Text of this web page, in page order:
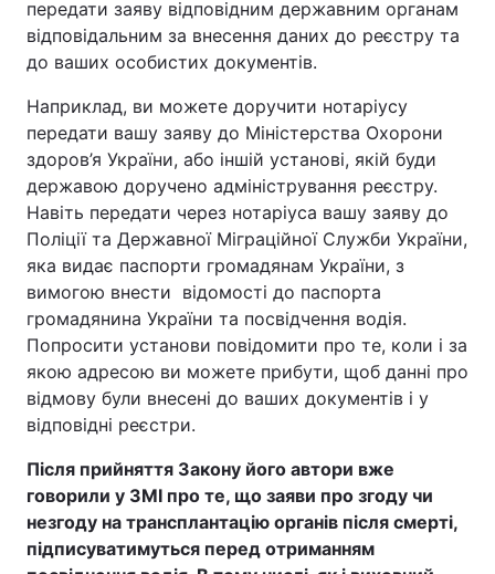
передати заяву відповідним державним органам
відповідальним за внесення даних до реєстру та
до ваших особистих документів.
Наприклад, ви можете доручити нотаріусу
передати вашу заяву до Міністерства Охорони
здоров’я України, або іншій установі, якій буди
державою доручено адміністрування реєстру.
Навіть передати через нотаріуса вашу заяву до
Поліції та Державної Міграційної Служби України,
яка видає паспорти громадянам України, з
вимогою внести відомості до паспорта
громадянина України та посвідчення водія.
Попросити установи повідомити про те, коли і за
якою адресою ви можете прибути, щоб данні про
відмову були внесені до ваших документів і у
відповідні реєстри.
Після прийняття Закону його автори вже
говорили у ЗМІ про те, що заяви про згоду чи
незгоду на трансплантацію органів після смерті,
підписуватимуться перед отриманням